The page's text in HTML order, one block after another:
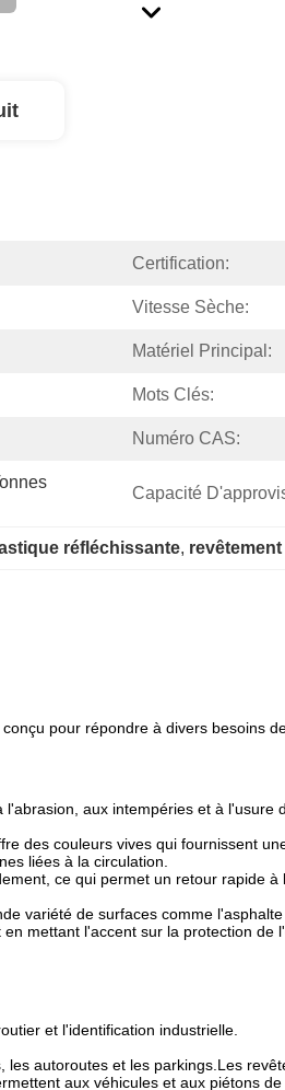
Certification:
Vitesse Sèche:
Matériel Principal:
Mots Clés:
Numéro CAS:
Capacité
réfléchissante,
pour répondre à divers besoins
aux intempéries et à
des couleurs vives qui fournissent
liées à la circulation.
ce qui permet un retour rapide
variété de surfaces comme l'asphalte
mettant l'accent sur la protection de
et l'identification industrielle.
autoroutes et les parkings.Les
aux véhicules et aux piétons